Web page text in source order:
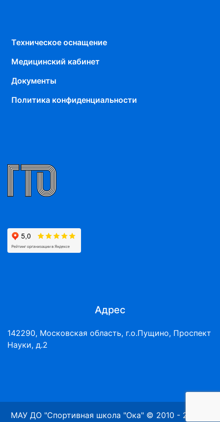
Техническое оснащение
Медицинский кабинет
Документы
Политика конфиденциальности
Адрес
142290, Московская область, г.о.Пущино, Проспект
Науки, д.2
МАУ ДО "Спортивная школа "Ока" © 2010 - 2026 г.